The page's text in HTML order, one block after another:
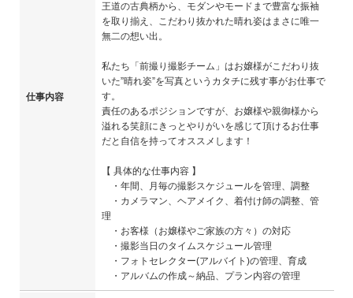
仕事内容
王道の古典柄から、モダンやモードまで豊富な振袖
を取り揃え、こだわり抜かれた晴れ姿はまさに唯一
無二の想い出。
私たち「前撮り撮影チーム」はお嬢様がこだわり抜
いた”晴れ姿”を写真というカタチに残す事がお仕事で
す。
責任のあるポジションですが、お嬢様や親御様から
溢れる笑顔にきっとやりがいを感じて頂けるお仕事
だと自信を持ってオススメします！
【 具体的な仕事内容 】
・年間、月毎の撮影スケジュールを管理、調整
・カメラマン、ヘアメイク、着付け師の調整、管
理
・お客様（お嬢様やご家族の方々）の対応
・撮影当日のタイムスケジュール管理
・フォトセレクター(アルバイト)の管理、育成
・アルバムの作成～納品、プラン内容の管理